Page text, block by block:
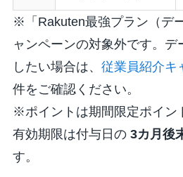
※「Rakuten最強プラン（デ
ャンペーンの対象外です。デ
したい場合は、 従業員紹介キ
件をご確認ください。
※ポイントは期間限定ポイン
有効期限は付与日の 3カ月後
す。